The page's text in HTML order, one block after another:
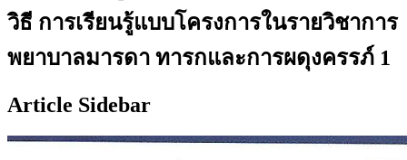
วิธี การเรียนรู้แบบโครงการในรายวิชาการ
พยาบาลมารดา ทารกและการผดุงครรภ์ 1
Article Sidebar